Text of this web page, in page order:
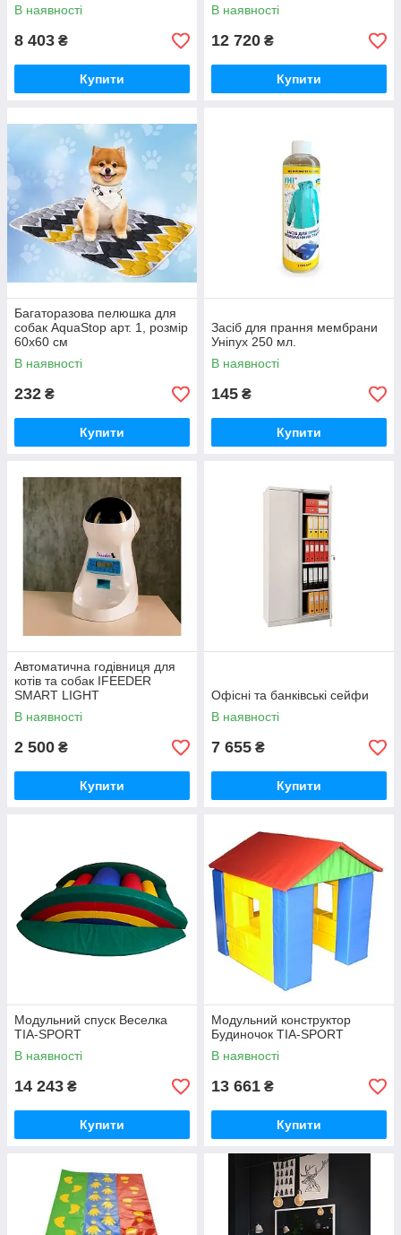
В наявності
8 403 ₴
Купити
В наявності
12 720 ₴
Купити
Багаторазова пелюшка для
собак AquaStop арт. 1, розмір
60х60 см
В наявності
232 ₴
Купити
Засіб для прання мембрани
Уніпух 250 мл.
В наявності
145 ₴
Купити
Автоматична годівниця для
котів та собак IFEEDER
SMART LIGHT
В наявності
2 500 ₴
Купити
Офісні та банківські сейфи
В наявності
7 655 ₴
Купити
Модульний спуск Веселка
TIA-SPORT
В наявності
14 243 ₴
Купити
Модульний конструктор
Будиночок TIA-SPORT
В наявності
13 661 ₴
Купити